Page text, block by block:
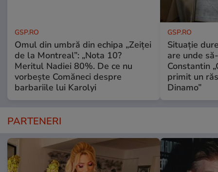
GSP.RO
Omul din umbră din echipa „Zeiței
de la Montreal”: „Nota 10?
Meritul Nadiei 80%. De ce nu
vorbește Comăneci despre
barbariile lui Karolyi
GSP.RO
Situație
are unde
Constantin
primit un
Dinamo”
PARTENERI